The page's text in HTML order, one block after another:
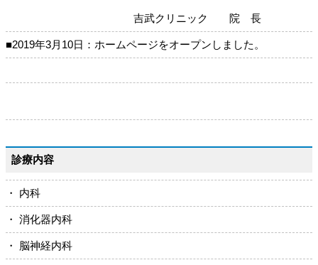
吉武クリニック 院 長
■2019年3月10日：ホームページをオープンしました。
診療内容
・ 内科
・ 消化器内科
・ 脳神経内科